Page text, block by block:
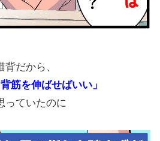
背だから、
筋を伸ばせばいい」
っていたのに